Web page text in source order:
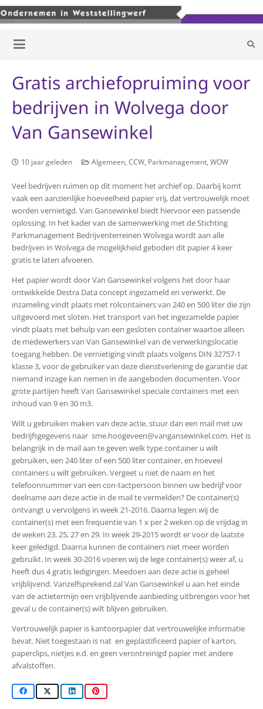
Gratis archiefopruiming voor
bedrijven in Wolvega door
Van Gansewinkel
10 jaar geleden Algemeen ,CCW Parkmanagement ,WOW
Veel bedrijven ruimen op dit moment het archief op. Daarbij komt
vaak een aanzienlijke hoeveelheid papier vrij, dat vertrouwelijk moet
worden vernietigd. Van Gansewinkel biedt hiervoor een passende
oplossing. In het kader van de samenwerking met de Stichting
Parkmanagement Bedrijventerreinen Wolvega wordt aan alle
bedrijven in Wolvega de mogelijkheid geboden dit papier 4 keer
gratis te laten afvoeren.
Het papier wordt door Van Gansewinkel volgens het door haar
ontwikkelde Destra Data concept ingezameld en verwerkt. De
inzameling vindt plaats met rolcontainers van 240 en 500 liter die zijn
uitgevoerd met sloten. Het transport van het ingezamelde papier
vindt plaats met behulp van een gesloten container waartoe alleen
de medewerkers van Van Gansewinkel van de verwerkingslocatie
toegang hebben. De vernietiging vindt plaats volgens DIN 32757-1
klasse 3, voor de gebruiker van deze dienstverlening de garantie dat
niemand inzage kan nemen in de aangeboden documenten. Voor
grote partijen heeft Van Gansewinkel speciale containers met een
inhoud van 9 en 30 m3.
Wilt u gebruiken maken van deze actie, stuur dan een mail met uw
bedrijfsgegevens naar sme.hoogeveen@vangansewinkel.com. Het is
belangrijk in de mail aan te geven welk type container u wilt
gebruiken, een 240 liter of een 500 liter container, en hoeveel
containers u wilt gebruiken. Vergeet u niet de naam en het
telefoonnummer van een con-tactpersoon binnen uw bedrijf voor
deelname aan deze actie in de mail te vermelden? De container(s)
ontvangt u vervolgens in week 21-2016. Daarna legen wij de
container(s) met een frequentie van 1 x per 2 weken op de vrijdag in
de weken 23, 25, 27 en 29. In week 29-2015 wordt er voor de laatste
keer geledigd. Daarna kunnen de containers niet meer worden
gebruikt. In week 30-2016 voeren wij de lege container(s) weer af, u
heeft dus 4 gratis ledigingen. Meedoen aan deze actie is geheel
vrijblijvend. Vanzelfsprekend zal Van Gansewinkel u aan het einde
van de actietermijn een vrijblijvende aanbieding uitbrengen voor het
geval u de container(s) wilt blijven gebruiken.
Vertrouwelijk papier is kantoorpapier dat vertrouwelijke informatie
bevat. Niet toegestaan is nat en geplastificeerd papier of karton,
paperclips, nietjes e.d. en geen verontreinigd papier met andere
afvalstoffen.